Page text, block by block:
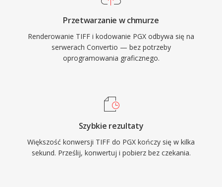
Przetwarzanie w chmurze
Renderowanie TIFF i kodowanie PGX odbywa się na
serwerach Convertio — bez potrzeby
oprogramowania graficznego.
Szybkie rezultaty
Większość konwersji TIFF do PGX kończy się w kilka
sekund. Prześlij, konwertuj i pobierz bez czekania.